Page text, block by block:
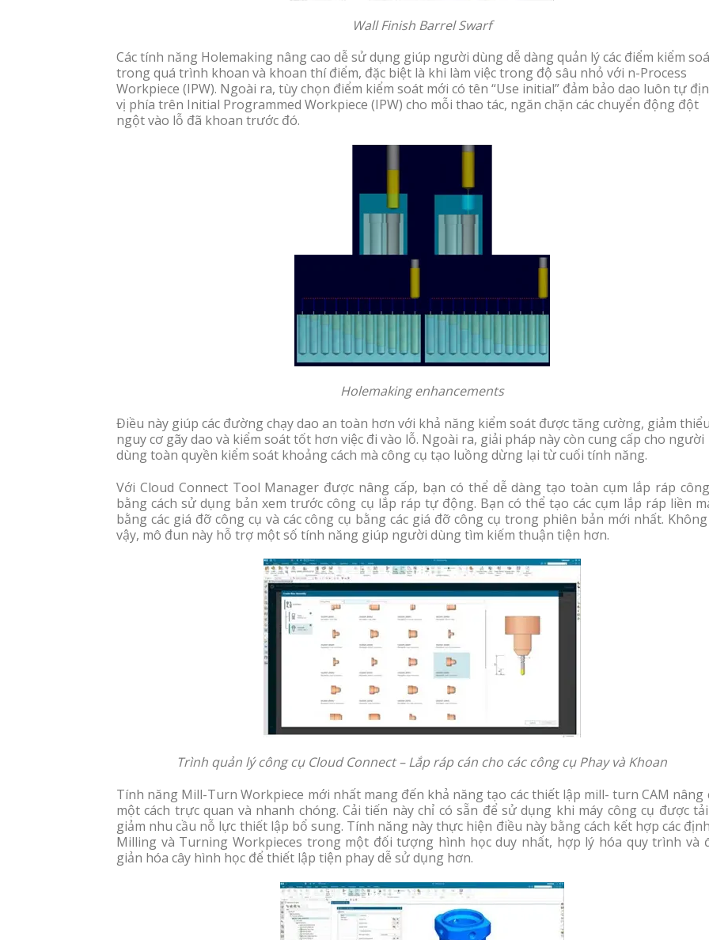
Wall Finish Barrel Swarf
Các tính năng Holemaking nâng cao dễ sử dụng giúp người dùng dễ dàng quản lý các điểm kiểm
trong quá trình khoan và khoan thí điểm, đặc biệt là khi làm việc trong độ sâu nhỏ với n-Process
Workpiece (IPW). Ngoài ra, tùy chọn điểm kiểm soát mới có tên “Use initial” đảm bảo dao luôn tự
vị phía trên Initial Programmed Workpiece (IPW) cho mỗi thao tác, ngăn chặn các chuyển động đột
ngột vào lỗ đã khoan trước đó.
Holemaking enhancements
Điều này giúp các đường chạy dao an toàn hơn với khả năng kiểm soát được tăng cường, giảm
nguy cơ gãy dao và kiểm soát tốt hơn việc đi vào lỗ. Ngoài ra, giải pháp này còn cung cấp cho người
dùng toàn quyền kiểm soát khoảng cách mà công cụ tạo luồng dừng lại từ cuối tính năng.
Với Cloud Connect Tool Manager được nâng cấp, bạn có thể dễ dàng tạo toàn cụm lắp ráp
bằng cách sử dụng bản xem trước công cụ lắp ráp tự động. Bạn có thể tạo các cụm lắp ráp liền
bằng các giá đỡ công cụ và các công cụ bằng các giá đỡ công cụ trong phiên bản mới nhất.
vậy, mô đun này hỗ trợ một số tính năng giúp người dùng tìm kiếm thuận tiện hơn.
Trình quản lý công cụ Cloud Connect – Lắp ráp cán cho các công cụ Phay và Khoan
Tính năng Mill-Turn Workpiece mới nhất mang đến khả năng tạo các thiết lập mill- turn CAM nâng
một cách trực quan và nhanh chóng. Cải tiến này chỉ có sẵn để sử dụng khi máy công cụ được
giảm nhu cầu nỗ lực thiết lập bổ sung. Tính năng này thực hiện điều này bằng cách kết hợp các
Milling và Turning Workpieces trong một đối tượng hình học duy nhất, hợp lý hóa quy trình và
giản hóa cây hình học để thiết lập tiện phay dễ sử dụng hơn.